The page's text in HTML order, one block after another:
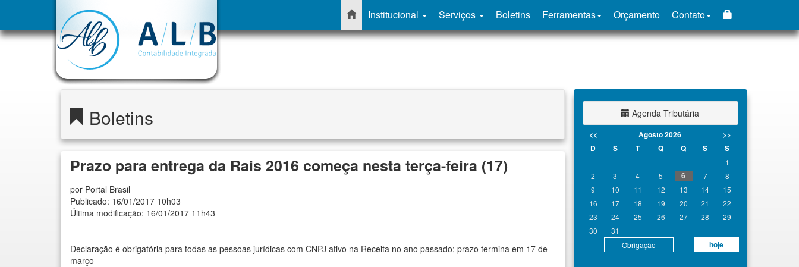
Institucional Serviços Boletins Ferramentas Orçamento Contato
Boletins
Prazo para entrega da Rais 2016 começa nesta terça-feira (17)
por Portal Brasil
Publicado: 16/01/2017 10h03
Última modificação: 16/01/2017 11h43
Declaração é obrigatória para todas as pessoas jurídicas com CNPJ ativo na Receita no ano passado; prazo termina em 17 de
março
Agenda Tributária
<< Agosto 2026
>>
D
S T Q Q S S
Obrigação hoje
1
2
3 4 5 6 7
8
9
10 11 12 13 14
15
16
17 18 19 20 21
22
23
24 25 26 27 28
29
30
31